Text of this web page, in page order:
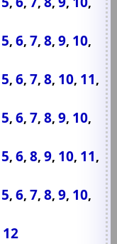
5,6,7,8,9, 10,
5,6,7,8, 10, 11,
5,6,7,8,9, 10,
5,6,8,9, 10, 11,
5,6,7,8,9, 10,
12